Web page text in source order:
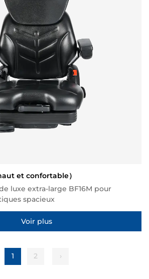
et confortable）
luxe extra-large BF16M pour
spacieux
Voir plus
1 2 ›